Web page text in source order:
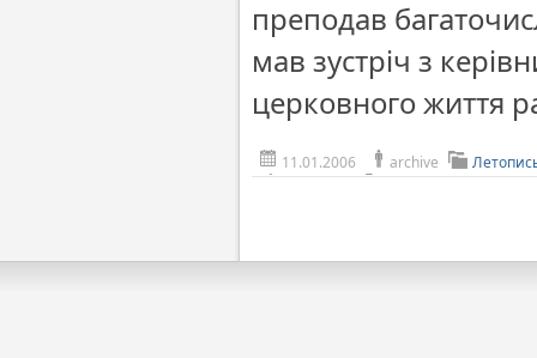
преподав
мав зустріч з
церковного життя
11.01.2006 archive